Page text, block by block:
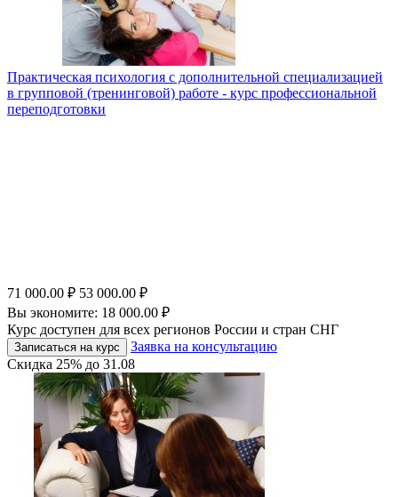
Практическая психология с дополнительной специализацией
в групповой (тренинговой) работе - курс профессиональной
переподготовки
71 000.00 ₽ 53 000.00 ₽
Вы экономите: 18 000.00 ₽
Курс доступен для всех регионов России и стран СНГ
Записаться на курс
Заявка на консультацию
Скидка 25% до 31.08